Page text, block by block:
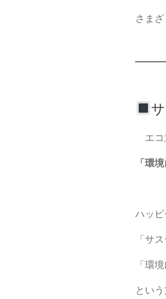
さま
エコ
「環
ハッピ
「サ
「環
とい